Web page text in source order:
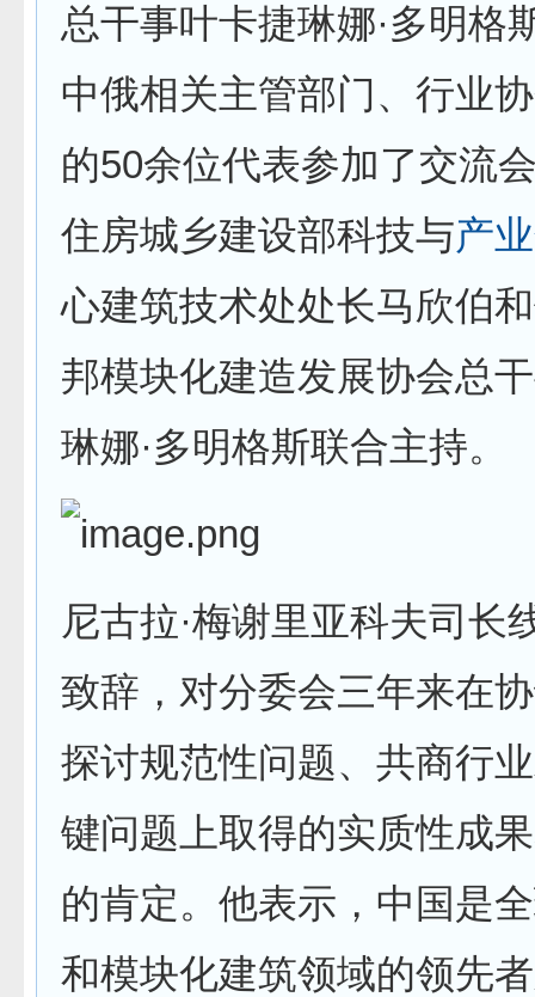
总干事叶卡捷琳娜·多明格
中俄相关主管部门、行业
的50余位代表参加了交流
住房城乡建设部科技与产
心建筑技术处处长马欣伯
邦模块化建造发展协会总
琳娜·多明格斯联合主持。
尼古拉·梅谢里亚科夫司长
致辞，对分委会三年来在
探讨规范性问题、共商行
键问题上取得的实质性成
的肯定。他表示，中国是
和模块化建筑领域的领先